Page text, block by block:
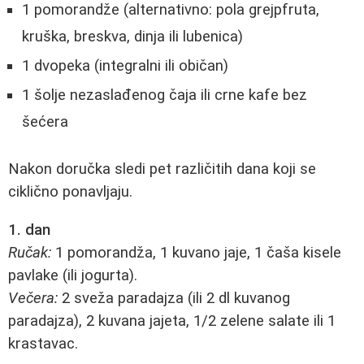
1 pomorandže (alternativno: pola grejpfruta,
kruška, breskva, dinja ili lubenica)
1 dvopeka (integralni ili običan)
1 šolje nezaslađenog čaja ili crne kafe bez
šećera
Nakon doručka sledi pet različitih dana koji se
ciklično ponavljaju.
1. dan
Ručak: 1 pomorandža, 1 kuvano jaje, 1 čaša kisele
pavlake (ili jogurta).
Večera: 2 sveža paradajza (ili 2 dl kuvanog
paradajza), 2 kuvana jajeta, 1/2 zelene salate ili 1
krastavac.